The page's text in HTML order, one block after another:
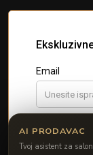
AI PRODAVAC
Tvoj asistent za salon